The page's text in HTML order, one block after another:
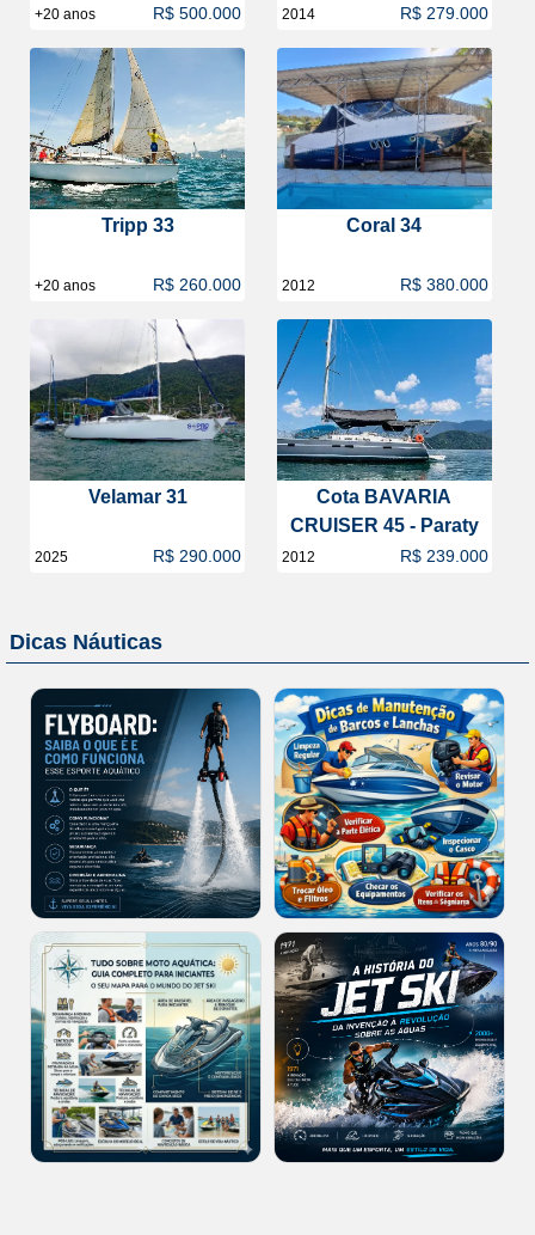
+20 anos R$ 500.000
Club
2014 R$ 279.000
Tripp 33
+20 anos R$ 260.000
Coral 34
2012 R$ 380.000
Velamar 31
2025 R$ 290.000
Cota BAVARIA
CRUISER 45 - Paraty
2012 R$ 239.000
Dicas Náuticas